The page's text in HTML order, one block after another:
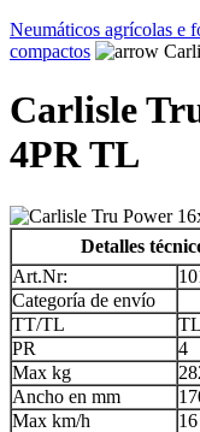
Neumáticos agrícolas e
compactos
Carlisle
4PR TL
Detalles
Art.Nr:
Categoría de envío
TT/TL
TL
PR
4
Max kg
Ancho en mm
Max km/h
16